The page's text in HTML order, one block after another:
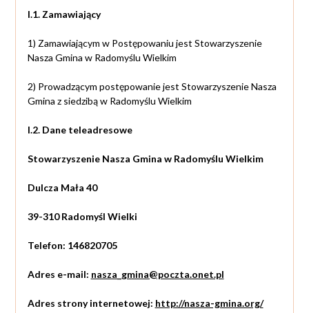
I.1. Zamawiający
1) Zamawiającym w Postępowaniu jest Stowarzyszenie
Nasza Gmina w Radomyślu Wielkim
2) Prowadzącym postępowanie jest Stowarzyszenie Nasza
Gmina z siedzibą w Radomyślu Wielkim
I.2. Dane teleadresowe
Stowarzyszenie Nasza Gmina w Radomyślu Wielkim
Dulcza Mała 40
39-310 Radomyśl Wielki
Telefon: 146820705
Adres e-mail: nasza_gmina@poczta.onet.pl
Adres strony internetowej: http://nasza-gmina.org/